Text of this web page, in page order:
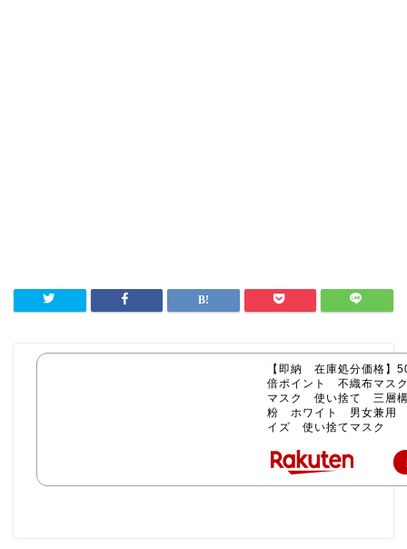
【即納 在庫処分価格
倍ポイント 不織布マ
マスク 使い捨て 三層
粉 ホワイト 男女兼用
イズ 使い捨てマスク